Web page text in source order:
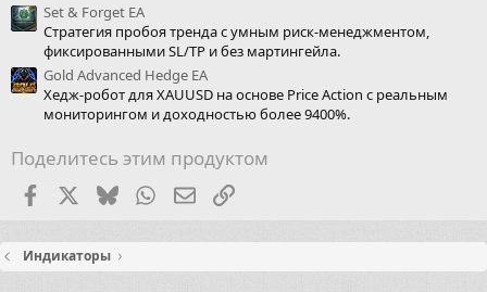
Set & Forget EA
Стратегия пробоя тренда с умным риск-менеджментом,
фиксированными SL/TP и без мартингейла.
Gold Advanced Hedge EA
Хедж-робот для XAUUSD на основе Price Action с реальным
мониторингом и доходностью более 9400%.
Поделитесь этим продуктом
FacebookX (Twitter)
BlueskyWhatsApp
Электронная почта
Ссылка
Индикаторы